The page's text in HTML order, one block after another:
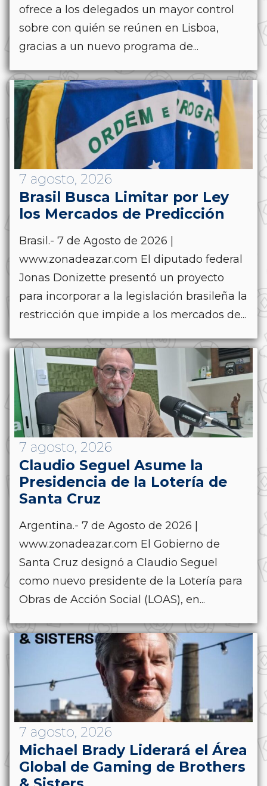
ofrece a los delegados un mayor control
sobre con quién se reúnen en Lisboa,
gracias a un nuevo programa de...
7 agosto, 2026
Brasil Busca Limitar por Ley
los Mercados de Predicción
Brasil.- 7 de Agosto de 2026 |
www.zonadeazar.com El diputado federal
Jonas Donizette presentó un proyecto
para incorporar a la legislación brasileña la
restricción que impide a los mercados de...
7 agosto, 2026
Claudio Seguel Asume la
Presidencia de la Lotería de
Santa Cruz
Argentina.- 7 de Agosto de 2026 |
www.zonadeazar.com El Gobierno de
Santa Cruz designó a Claudio Seguel
como nuevo presidente de la Lotería para
Obras de Acción Social (LOAS), en...
7 agosto, 2026
Michael Brady Liderará el Área
Global de Gaming de Brothers